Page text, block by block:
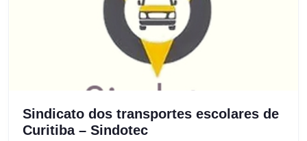
Sindicato dos transportes escolares de
Curitiba – Sindotec